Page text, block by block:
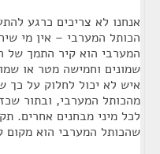
אנחנו לא צריכים כרגע
הכותל המערבי – אין מי
המערבי הוא קיר התמך של
שמונים וחמישה מטר או
איש לא יכול לחלוק על כך
מהכותל המערבי, ובתור
לכל מיני מבחנים אחרים.
שהכותל המערבי הוא מקום